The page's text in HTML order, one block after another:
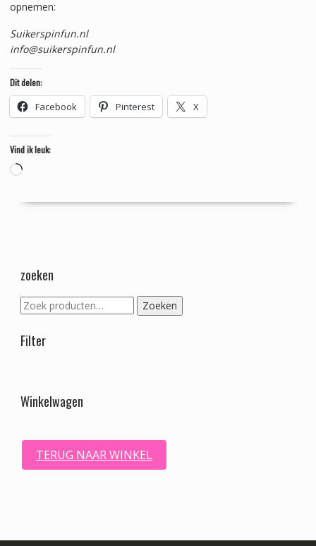
opnemen:
Suikerspinfun.nl
info@suikerspinfun.nl
Dit delen:
Facebook Pinterest X
Vind ik leuk:
Aan
laden...
zoeken
Zoeken
naar:
Zoeken
Filter
Winkelwagen
TERUG NAAR WINKEL